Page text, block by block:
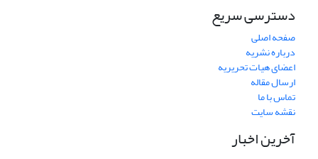
دسترسی سریع
صفحه اصلی
درباره نشریه
اعضای هیات تحریریه
ارسال مقاله
تماس با ما
نقشه سایت
آخرین اخبار